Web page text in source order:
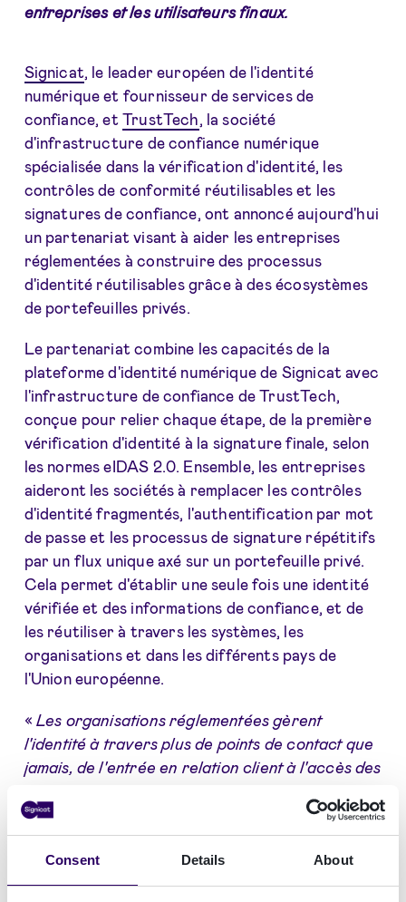
Consent Details About
entreprises et les utilisateurs finaux.
Signicat, le leader européen de l'identité
numérique et fournisseur de services de
confiance, et TrustTech , la société
d'infrastructure de confiance numérique
spécialisée dans la vérification d'identité, les
contrôles de conformité réutilisables et les
signatures de confiance, ont annoncé aujourd'hui
un partenariat visant à aider les entreprises
réglementées à construire des processus
d'identité réutilisables grâce à des écosystèmes
de portefeuilles privés.
Le partenariat combine les capacités de la
plateforme d'identité numérique de Signicat avec
l'infrastructure de confiance de TrustTech,
conçue pour relier chaque étape, de la première
vérification d'identité à la signature finale, selon
les normes eIDAS 2.0. Ensemble, les entreprises
aideront les sociétés à remplacer les contrôles
d'identité fragmentés, l'authentification par mot
de passe et les processus de signature répétitifs
par un flux unique axé sur un portefeuille privé.
Cela permet d'établir une seule fois une identité
vérifiée et des informations de confiance, et de
les réutiliser à travers les systèmes, les
organisations et dans les différents pays de
l'Union européenne.
« Les organisations réglementées gèrent
l'identité à travers plus de points de contact que
jamais, de l'entrée en relation client à l'accès des
partenaires et la signature électronique,» a
déclaré Thijs Vink, Chief of Enterprise Central &
Southern Europe chez Signicat. «
portefeuilles privés leur offrent aujourd'hui un